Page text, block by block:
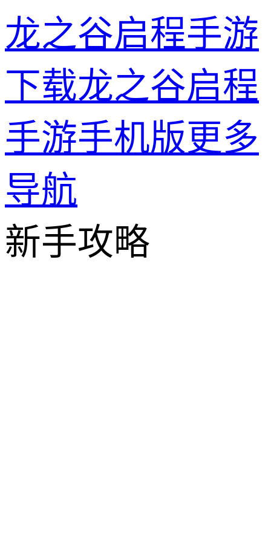
龙之谷启程手游
下载龙之谷启程
手游手机版更多
导航
新手攻略